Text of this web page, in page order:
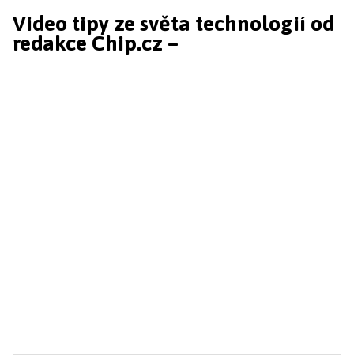
Video tipy ze světa technologií od
redakce Chip.cz –